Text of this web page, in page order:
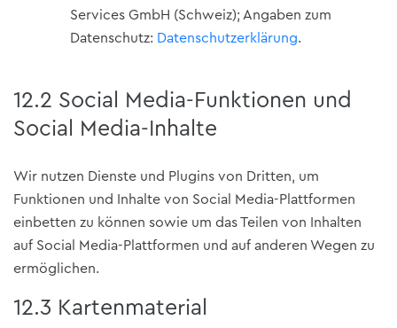
Services GmbH (Schweiz); Angaben zum
Datenschutz: Datenschutzerklärung.
12.2 Social Media-Funktionen und
Social Media-Inhalte
Wir nutzen Dienste und Plugins von Dritten, um
Funktionen und Inhalte von Social Media-Plattformen
einbetten zu können sowie um das Teilen von Inhalten
auf Social Media-Plattformen und auf anderen Wegen zu
ermöglichen.
12.3 Kartenmaterial